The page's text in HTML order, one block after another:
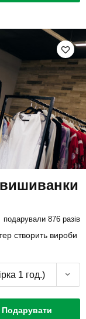
подарували 876 разів
створить вироби
1 год.)
Подарувати